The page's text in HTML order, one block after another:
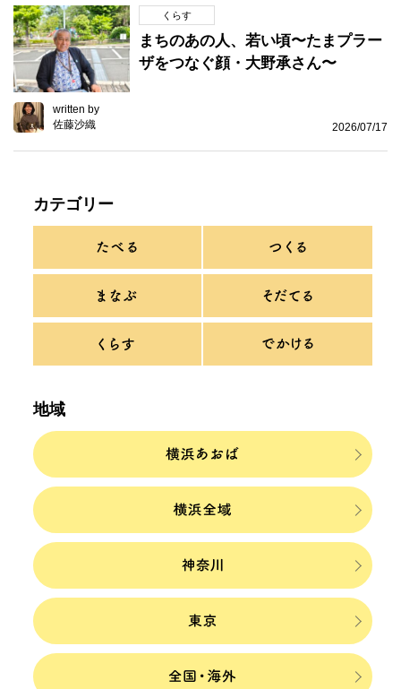
くらす
まちのあの人、若い頃〜たまプラー
ザをつなぐ顔・大野承さん〜
written by
佐藤沙織
2026/07/17
カテゴリー
地域